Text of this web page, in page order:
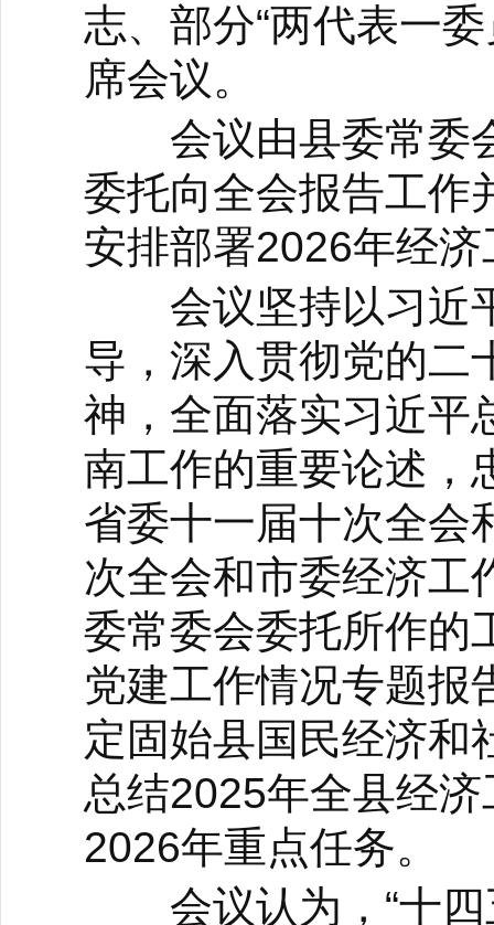
志、部分“两代表一
席会议。
会议由县委常委会
委托向全会报告工作
安排部署2026年经济
会议坚持以习近平
导，深入贯彻党的二
神，全面落实习近平
南工作的重要论述，
省委十一届十次全会
次全会和市委经济工
委常委会委托所作的
党建工作情况专题报
定固始县国民经济和
总结2025年全县经
2026年重点任务。
会议认为，“十四